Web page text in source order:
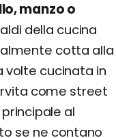
manzo o
della cucina
cotta alla
volte cucinata in
come street
al
se ne contano